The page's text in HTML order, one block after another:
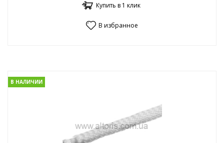
Купить в 1 клик
В избранное
В НАЛИЧИИ